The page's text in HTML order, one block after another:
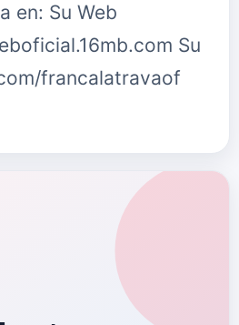
en: Su Web
Su
francalatravaof